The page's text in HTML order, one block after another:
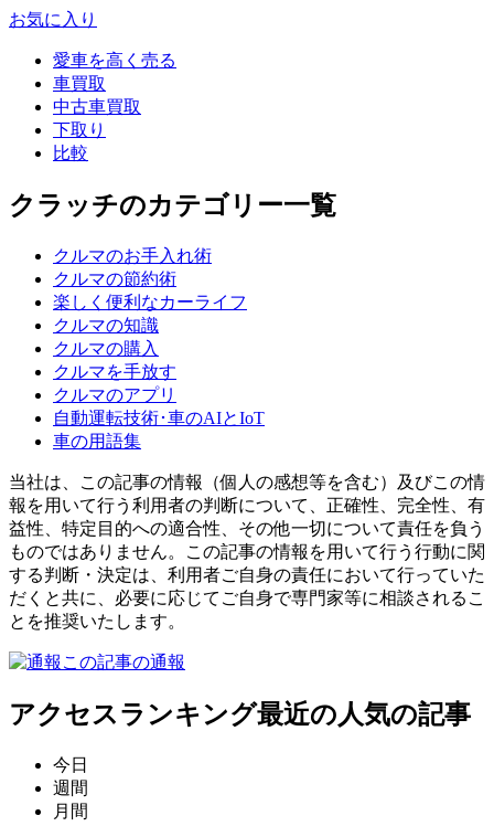
お気に入り
愛車を高く売る
車買取
中古車買取
下取り
比較
クラッチのカテゴリー一覧
クルマのお手入れ術
クルマの節約術
楽しく便利なカーライフ
クルマの知識
クルマの購入
クルマを手放す
クルマのアプリ
自動運転技術･車のAIとIoT
車の用語集
当社は、この記事の情報（個人の感想等を含む）及びこの情
報を用いて行う利用者の判断について、正確性、完全性、有
益性、特定目的への適合性、その他一切について責任を負う
ものではありません。この記事の情報を用いて行う行動に関
する判断・決定は、利用者ご自身の責任において行っていた
だくと共に、必要に応じてご自身で専門家等に相談されるこ
とを推奨いたします。
この記事の通報
アクセスランキング最近の人気の記事
今日
週間
月間